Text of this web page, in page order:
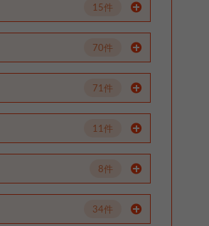
15件
70件
71件
11件
8件
34件